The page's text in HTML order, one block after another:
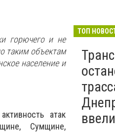
горючего и не
таким объектам
население и
атак
Сумщине,
ТОП